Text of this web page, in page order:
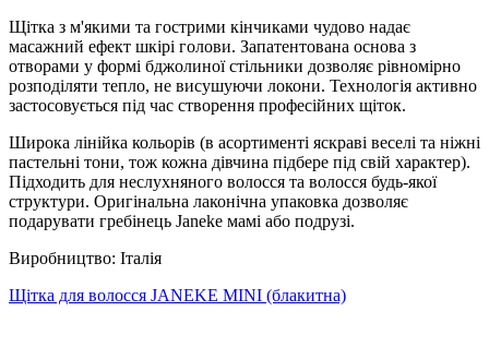
Щітка з м'якими та гострими кінчиками чудово надає
масажний ефект шкірі голови. Запатентована основа з
отворами у формі бджолиної стільники дозволяє рівномірно
розподіляти тепло, не висушуючи локони. Технологія активно
застосовується під час створення професійних щіток.
Широка лінійка кольорів (в асортименті яскраві веселі та ніжні
пастельні тони, тож кожна дівчина підбере під свій характер).
Підходить для неслухняного волосся та волосся будь-якої
структури. Оригінальна лаконічна упаковка дозволяє
подарувати гребінець Janeke мамі або подрузі.
Виробництво: Італія
Щітка для волосся JANEKE MINI (блакитна)